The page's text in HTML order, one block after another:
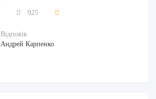
925
Відповів
Андрей Карпенко